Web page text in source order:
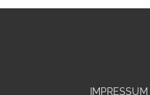
IMPRESSUM